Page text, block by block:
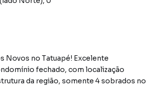
Novos no Tatuapé! Excelente
fechado, com localização
da região, somente 4 sobrados no